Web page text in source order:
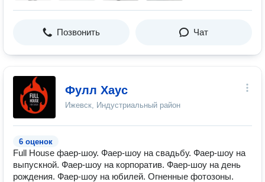
Позвонить Чат
Фулл Хаус
Ижевск, Индустриальный район
6 оценок
Full House фаер-шоу. Фаер-шоу на свадьбу. Фаер-шоу на
выпускной. Фаер-шоу на корпоратив. Фаер-шоу на день
рождения. Фаер-шоу на юбилей. Огненные фотозоны.